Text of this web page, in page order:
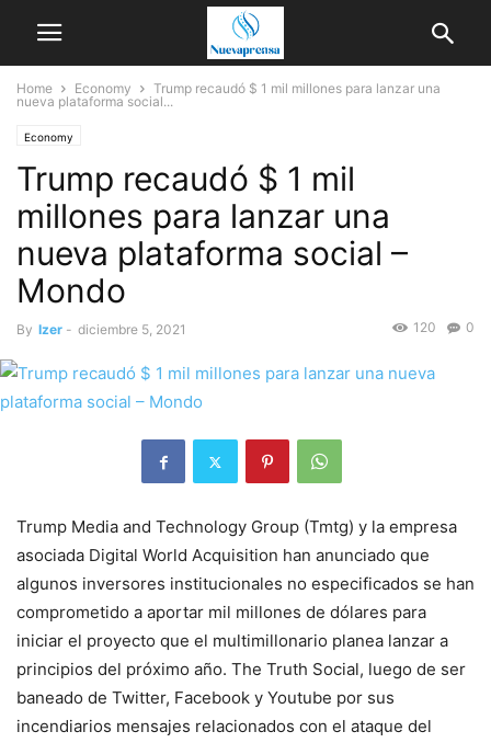
Home Economy
Trump recaudó $ 1 mil millones para lanzar una
nueva plataforma social...
Economy
Trump recaudó $ 1 mil
millones para lanzar una
nueva plataforma social –
Mondo
By Izer - diciembre 5, 2021 0
120
Trump Media and Technology Group (Tmtg) y la empresa
asociada Digital World Acquisition han anunciado que
algunos inversores institucionales no especificados se han
comprometido a aportar mil millones de dólares para
iniciar el proyecto que el multimillonario planea lanzar a
principios del próximo año. The Truth Social, luego de ser
baneado de Twitter, Facebook y Youtube por sus
incendiarios mensajes relacionados con el ataque del